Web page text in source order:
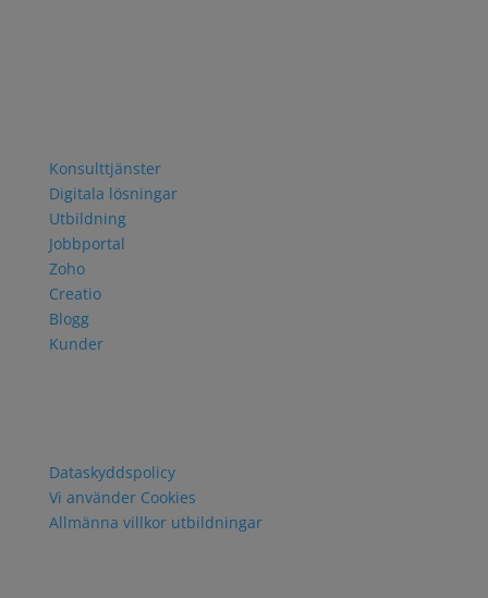
Konsulttjänster
Digitala lösningar
Utbildning
Jobbportal
Zoho
Creatio
Blogg
Kunder
Dataskyddspolicy
Vi använder Cookies
Allmänna villkor utbildningar